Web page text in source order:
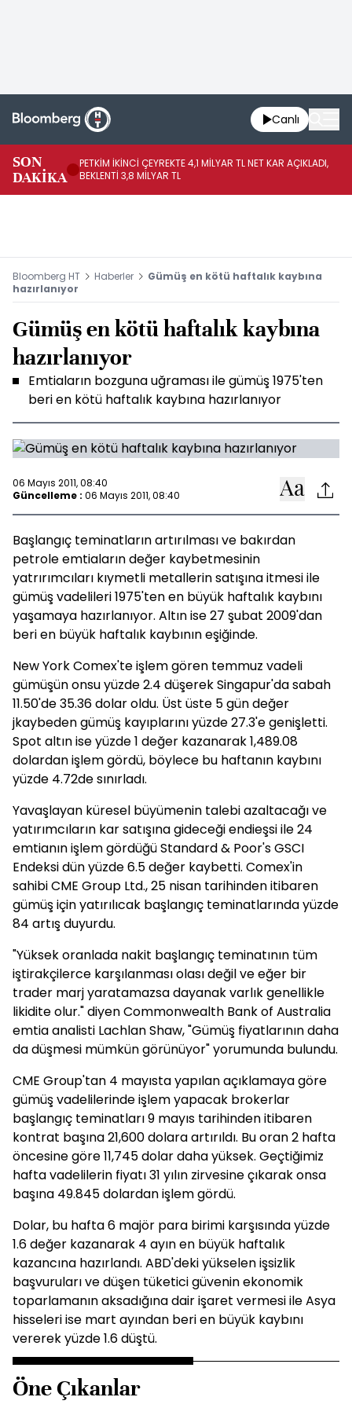
Canlı
SON
DAKİKA
PETKİM İKİNCİ ÇEYREKTE 4,1 MİLYAR TL NET KAR AÇIKLADI,
BEKLENTİ 3,8 MİLYAR TL
Bloomberg HT Haberler
Gümüş en kötü haftalık kaybına
hazırlanıyor
Gümüş en kötü haftalık kaybına
hazırlanıyor
Emtiaların bozguna uğraması ile gümüş 1975'ten
beri en kötü haftalık kaybına hazırlanıyor
06 Mayıs 2011, 08:40
Güncelleme : 06 Mayıs 2011, 08:40
Başlangıç teminatların artırılması ve bakırdan
petrole emtiaların değer kaybetmesinin
yatrırımcıları kıymetli metallerin satışına itmesi ile
gümüş vadelileri 1975'ten en büyük haftalık kaybını
yaşamaya hazırlanıyor. Altın ise 27 şubat 2009'dan
beri en büyük haftalık kaybının eşiğinde.
New York Comex'te işlem gören temmuz vadeli
gümüşün onsu yüzde 2.4 düşerek Singapur'da sabah
11.50'de 35.36 dolar oldu. Üst üste 5 gün değer
jkaybeden gümüş kayıplarını yüzde 27.3'e genişletti.
Spot altın ise yüzde 1 değer kazanarak 1,489.08
dolardan işlem gördü, böylece bu haftanın kaybını
yüzde 4.72de sınırladı.
Yavaşlayan küresel büyümenin talebi azaltacağı ve
yatırımcıların kar satışına gideceği endieşsi ile 24
emtianın işlem gördüğü Standard & Poor's GSCI
Endeksi dün yüzde 6.5 değer kaybetti. Comex'in
sahibi CME Group Ltd., 25 nisan tarihinden itibaren
gümüş için yatırılıcak başlangıç teminatlarında yüzde
84 artış duyurdu.
"Yüksek oranlada nakit başlangıç teminatının tüm
iştirakçilerce karşılanması olası değil ve eğer bir
trader marj yaratamazsa dayanak varlık genellikle
likidite olur." diyen Commonwealth Bank of Australia
emtia analisti Lachlan Shaw, "Gümüş fiyatlarının daha
da düşmesi mümkün görünüyor" yorumunda bulundu.
CME Group'tan 4 mayısta yapılan açıklamaya göre
gümüş vadelilerinde işlem yapacak brokerlar
başlangıç teminatları 9 mayıs tarihinden itibaren
kontrat başına 21,600 dolara artırıldı. Bu oran 2 hafta
öncesine göre 11,745 dolar daha yüksek. Geçtiğimiz
hafta vadelilerin fiyatı 31 yılın zirvesine çıkarak onsa
başına 49.845 dolardan işlem gördü.
Dolar, bu hafta 6 majör para birimi karşısında yüzde
1.6 değer kazanarak 4 ayın en büyük haftalık
kazancına hazırlandı. ABD'deki yükselen işsizlik
başvuruları ve düşen tüketici güvenin ekonomik
toparlamanın aksadığına dair işaret vermesi ile Asya
hisseleri ise mart ayından beri en büyük kaybını
vererek yüzde 1.6 düştü.
Öne Çıkanlar